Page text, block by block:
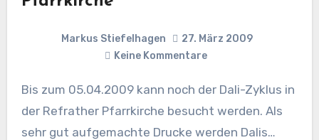
Markus Stiefelhagen
27. März 2009
Keine Kommentare
Bis zum 05.04.2009 kann noch der Dali-Zyklus in
der Refrather Pfarrkirche besucht werden. Als
sehr gut aufgemachte Drucke werden Dalis…